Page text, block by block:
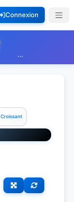
Connexion
...
Croissant